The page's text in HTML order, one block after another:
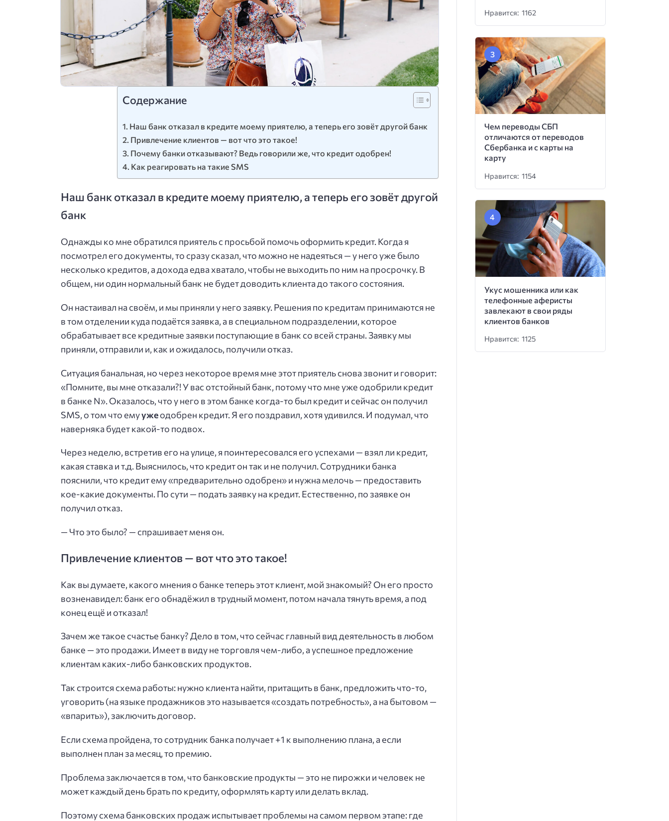
Содержание
Наш банк отказал в кредите моему приятелю, а теперь его зовёт другой банк
Привлечение клиентов — вот что это такое!
Почему банки отказывают? Ведь говорили же, что кредит одобрен!
Как реагировать на такие SMS
Наш банк отказал в кредите моему приятелю, а теперь его зовёт другой
банк
Однажды ко мне обратился приятель с просьбой помочь оформить кредит. Когда я
посмотрел его документы, то сразу сказал, что можно не надеяться — у него уже было
несколько кредитов, а дохода едва хватало, чтобы не выходить по ним на просрочку. В
общем, ни один нормальный банк не будет доводить клиента до такого состояния.
Он настаивал на своём, и мы приняли у него заявку. Решения по кредитам принимаются не
в том отделении куда подаётся заявка, а в специальном подразделении, которое
обрабатывает все кредитные заявки поступающие в банк со всей страны. Заявку мы
приняли, отправили и, как и ожидалось, получили отказ.
Ситуация банальная, но через некоторое время мне этот приятель снова звонит и говорит:
«Помните, вы мне отказали?! У вас отстойный банк, потому что мне уже одобрили кредит
в банке N». Оказалось, что у него в этом банке когда-то был кредит и сейчас он получил
SMS, о том что емуужеодобрен кредит. Я его поздравил, хотя удивился. И подумал, что
наверняка будет какой-то подвох.
Через неделю, встретив его на улице, я поинтересовался его успехами — взял ли кредит,
какая ставка и т.д. Выяснилось, что кредит он так и не получил. Сотрудники банка
пояснили, что кредит ему «предварительно одобрен» и нужна мелочь — предоставить
кое-какие документы. По сути — подать заявку на кредит. Естественно, по заявке он
получил отказ.
— Что это было? — спрашивает меня он.
Привлечение клиентов — вот что это такое!
Как вы думаете, какого мнения о банке теперь этот клиент, мой знакомый? Он его просто
возненавидел: банк его обнадёжил в трудный момент, потом начала тянуть время, а под
конец ещё и отказал!
Зачем же такое счастье банку? Дело в том, что сейчас главный вид деятельность в любом
банке — это продажи. Имеет в виду не торговля чем-либо, а успешное предложение
клиентам каких-либо банковских продуктов.
Так строится схема работы: нужно клиента найти, притащить в банк, предложить что-то,
уговорить (на языке продажников это называется «создать потребность», а на бытовом —
«впарить»), заключить договор.
Если схема пройдена, то сотрудник банка получает +1 к выполнению плана, а если
выполнен план за месяц, то премию.
Проблема заключается в том, что банковские продукты — это не пирожки и человек не
может каждый день брать по кредиту, оформлять карту или делать вклад.
Поэтому схема банковских продаж испытывает проблемы на самом первом этапе: где
Нравится: 1162
Чем переводы СБП
отличаются от переводов
Сбербанка и с карты на
карту
Нравится: 1154
Укус мошенника или как
телефонные аферисты
завлекают в свои ряды
клиентов банков
Нравится: 1125